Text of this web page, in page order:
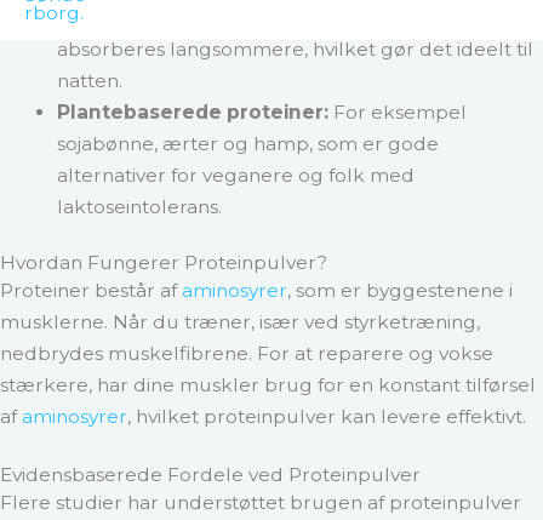
Kaseinprotein:
absorberes langsommere, hvilket gør det ideelt til
natten.
Plantebaserede proteiner:For eksempel
sojabønne, ærter og hamp, som er gode
alternativer for veganere og folk med
laktoseintolerans.
Hvordan Fungerer Proteinpulver?
Proteiner består af aminosyrer, som er byggestenene i
musklerne. Når du træner, især ved styrketræning,
nedbrydes muskelfibrene. For at reparere og vokse
stærkere, har dine muskler brug for en konstant tilførsel
af aminosyrer, hvilket proteinpulver kan levere effektivt.
Evidensbaserede Fordele ved Proteinpulver
Flere studier har understøttet brugen af proteinpulver